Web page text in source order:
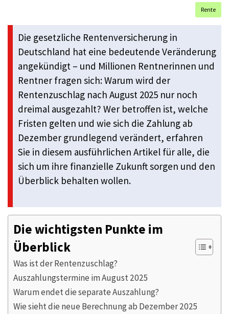
Rente
Die gesetzliche Rentenversicherung in
Deutschland hat eine bedeutende Veränderung
angekündigt – und Millionen Rentnerinnen und
Rentner fragen sich: Warum wird der
Rentenzuschlag nach August 2025 nur noch
dreimal ausgezahlt? Wer betroffen ist, welche
Fristen gelten und wie sich die Zahlung ab
Dezember grundlegend verändert, erfahren
Sie in diesem ausführlichen Artikel für alle, die
sich um ihre finanzielle Zukunft sorgen und den
Überblick behalten wollen.
Die wichtigsten Punkte im
Überblick
Was ist der Rentenzuschlag?
Auszahlungstermine im August 2025
Warum endet die separate Auszahlung?
Wie sieht die neue Berechnung ab Dezember 2025